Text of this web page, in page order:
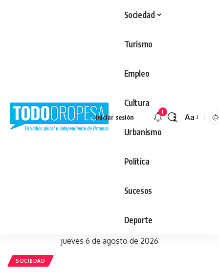
Sociedad
Turismo
Empleo
Cultura
Urbanismo
Política
Sucesos
Deporte
Iniciar sesión
1
Aa
jueves 6 de agosto de 2026
SOCIEDAD